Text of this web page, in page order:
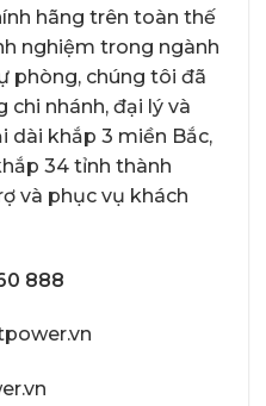
hãng trên toàn thế
nghiệm trong ngành
phòng, chúng tôi đã
nhánh, đại lý và
dài khắp 3 miền Bắc,
34 tỉnh thành
và phục vụ khách
888